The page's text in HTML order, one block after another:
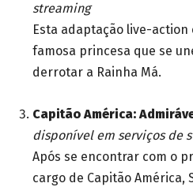
streaming
Esta adaptação live-
famosa princesa que se
derrotar a Rainha Má.
Capitão América:
disponível em serviços de
Após se encontrar com o
cargo de Capitão América,